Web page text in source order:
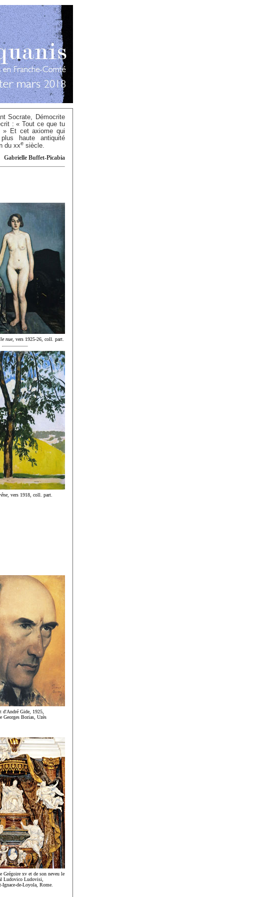
Socrate, Démocrite
: « Tout ce que tu
» Et cet axiome qui
haute antiquité
du xxe siècle.
Gabrielle Buffet-Picabia
nue, vers 1925-26, coll. part.
, vers 1918, coll. part.
d'André Gide, 1925,
Georges Borias, Uzès
Grégoire xv et de son neveu le
Ludovico Ludovisi,
Ignace-de-Loyola, Rome.